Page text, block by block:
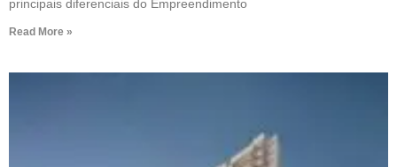
principais diferenciais do Empreendimento
Read More »